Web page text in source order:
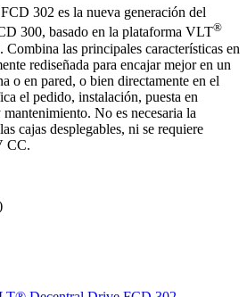
302 es la nueva generación del
300, basado en la plataforma VLT®
las principales características en
rediseñada para encajar mejor en un
o en pared, o bien directamente en el
el pedido, instalación, puesta en
No es necesaria la
cajas desplegables, ni se requiere
CC.